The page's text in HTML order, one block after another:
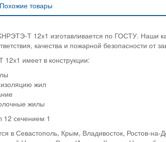
Похожие товары
Т 12х1 изготавливается по ГОСТУ. Наши
качества и пожарной безопасности от
имеет в конструкции:
жил
жилы
сечением 1
в Севастополь, Крым, Владивосток, Ростов-